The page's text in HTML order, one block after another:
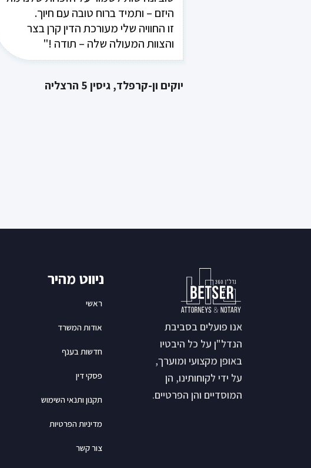
היזם – ותמיד ברוח טובה עם חיוך.
זו החוויה שלי מעורכת הדין קרן בצר
והצוות המעולה שלה – תודה !"
יוקים ון-קרפלד, גיסין 5 הרצליה
באופן ישיר ואישי ודואגים שהלקוח יקבל
את הטיפול והשירות הטוב ביותר"
אנו פועלים בסביבת
הנדל"ן על כל היבטיו
באופן מקצועי ומוערך,
על ידי לקוחותינו, הן
המוסדיים והן הפרטיים.
ניווט מהיר
ראשי
אודות המשרד
חדשות בענף
פסקי דין
תקנון ותנאי השימוש
מדיניות הפרטיות
צור קשר